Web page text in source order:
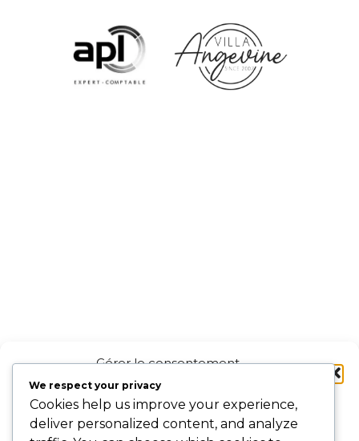
Gérer le consentement
aux cookies
Pour offrir les meilleures expériences, nous utilisons des technologies
telles que les cookies pour stocker et/ou accéder aux informations des
We respect your privacy
Cookies help us improve your experience,
deliver personalized content, and analyze